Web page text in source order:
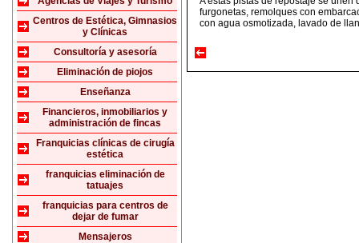
Centros de Estética, Gimnasios
y Clínicas
Consultoría y asesoría
Eliminación de piojos
Enseñanza
Financieros, inmobiliarios y
administración de fincas
Franquicias clínicas de cirugía
estética
franquicias eliminación de
tatuajes
franquicias para centros de
dejar de fumar
Mensajeros
furgonetas, remolques con
con agua osmotizada, lavado de